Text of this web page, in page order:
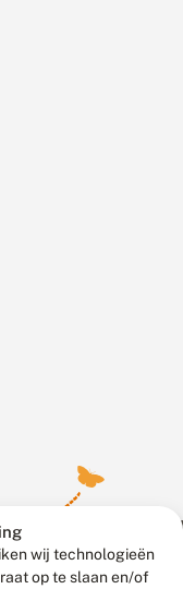
wij technologieën
op te slaan en/of